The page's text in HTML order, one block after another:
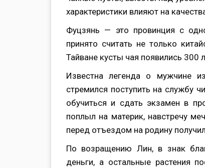
характеристики влияют на
Фуцзянь — это провинция с
принято считать не только
Тайване кусты чая появились 300
Известна легенда о мужчине
стремился поступить на службу
обучиться и сдать экзамен в
поплыл на материк, навстречу
перед отъездом на родину
По возращению Лин, в знак
деньги, а остальные растения